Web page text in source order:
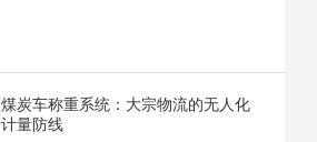
煤炭车称重系统：大宗物流的无人化
计量防线